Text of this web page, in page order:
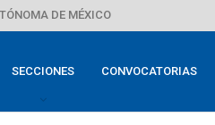
DE MÉXICO
SECCIONES CONVOCATORIAS